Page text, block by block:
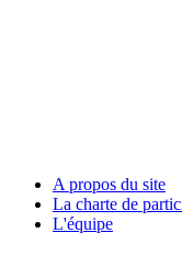
A propos du site
La charte de
L'équipe